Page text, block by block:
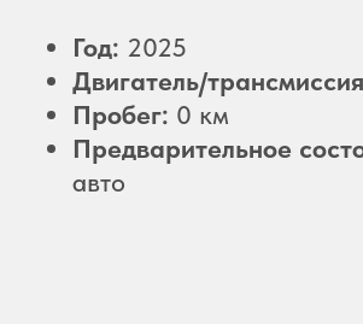
Год: 2025
Двигатель/
Пробег: 0 км
Предварительное
авто